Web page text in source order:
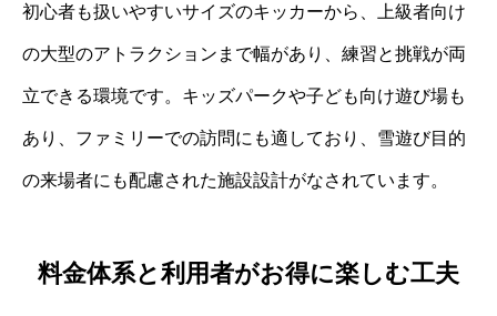
初心者も扱いやすいサイズのキッカーから、上級者向け
の大型のアトラクションまで幅があり、練習と挑戦が両
立できる環境です。キッズパークや子ども向け遊び場も
あり、ファミリーでの訪問にも適しており、雪遊び目的
の来場者にも配慮された施設設計がなされています。
料金体系と利用者がお得に楽しむ工夫